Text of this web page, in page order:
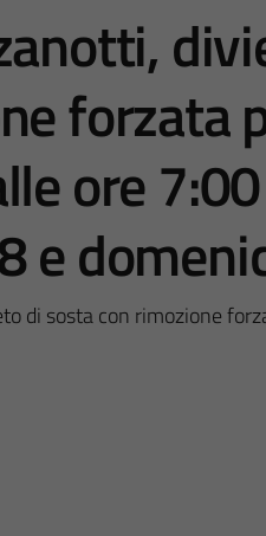
forzata
ore
e
di sosta con rimozione